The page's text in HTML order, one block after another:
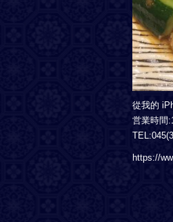
從我的
営業時間
https://